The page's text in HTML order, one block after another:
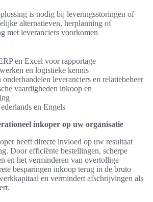
is nodig bij leveringsstoringen of
alternatieven, herplanning of
met leveranciers voorkomen
en Excel voor rapportage
en logistieke kennis
leveranciers en relatiebeheer
vaardigheden inkoop en
en Engels
inkoper op uw organisatie
heeft directe invloed op uw resultaat
Door efficiënte bestellingen, scherpe
en het verminderen van overtollige
besparingen inkoop terug in de bruto
en vermindert afschrijvingen als